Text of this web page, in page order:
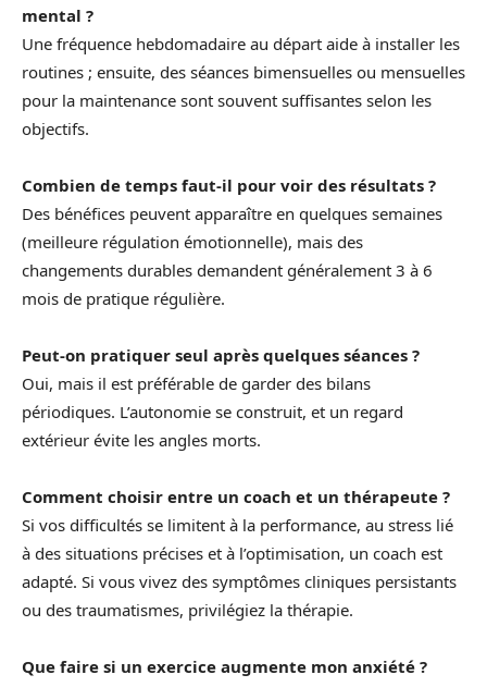
mental ?
Une fréquence hebdomadaire au départ aide à installer les
routines ; ensuite, des séances bimensuelles ou mensuelles
pour la maintenance sont souvent suffisantes selon les
objectifs.
Combien de temps faut-il pour voir des résultats ?
Des bénéfices peuvent apparaître en quelques semaines
(meilleure régulation émotionnelle), mais des
changements durables demandent généralement 3 à 6
mois de pratique régulière.
Peut-on pratiquer seul après quelques séances ?
Oui, mais il est préférable de garder des bilans
périodiques. L’autonomie se construit, et un regard
extérieur évite les angles morts.
Comment choisir entre un coach et un thérapeute ?
Si vos difficultés se limitent à la performance, au stress lié
à des situations précises et à l’optimisation, un coach est
adapté. Si vous vivez des symptômes cliniques persistants
ou des traumatismes, privilégiez la thérapie.
Que faire si un exercice augmente mon anxiété ?